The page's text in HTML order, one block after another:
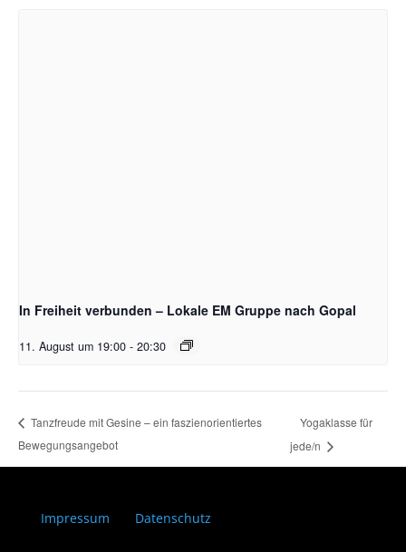
In Freiheit verbunden – Lokale EM Gruppe nach Gopal
11. August um 19:00 - 20:30
Tanzfreude mit Gesine – ein faszienorientiertes
Bewegungsangebot
Yogaklasse für
jede/n
Impressum Datenschutz